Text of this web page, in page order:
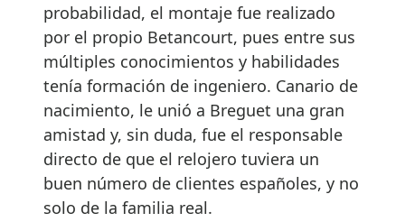
probabilidad, el montaje fue realizado
por el propio Betancourt, pues entre sus
múltiples conocimientos y habilidades
tenía formación de ingeniero. Canario de
nacimiento, le unió a Breguet una gran
amistad y, sin duda, fue el responsable
directo de que el relojero tuviera un
buen número de clientes españoles, y no
solo de la familia real.